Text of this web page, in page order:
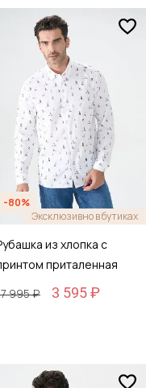
-80%
Эксклюзивно в бутиках
из хлопка с
приталенная
995 ₽
3 595 ₽